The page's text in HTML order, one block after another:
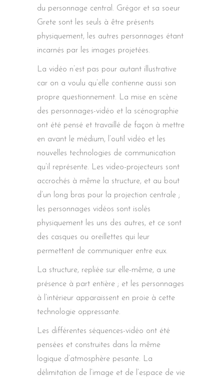
du personnage central. Grégor et sa soeur
Grete sont les seuls à être présents
physiquement, les autres personnages étant
incarnés par les images projetées.
La vidéo n’est pas pour autant illustrative
car on a voulu qu’elle contienne aussi son
propre questionnement. La mise en scène
des personnages-vidéo et la scénographie
ont été pensé et travaillé de façon à mettre
en avant le médium, l’outil vidéo et les
nouvelles technologies de communication
qu’il représente. Les video-projecteurs sont
accrochés à même la structure, et au bout
d’un long bras pour la projection centrale ;
les personnages vidéos sont isolés
physiquement les uns des autres, et ce sont
des casques ou oreillettes qui leur
permettent de communiquer entre eux.
La structure, repliée sur elle-même, a une
présence à part entière ; et les personnages
à l’intérieur apparaissent en proie à cette
technologie oppressante.
Les différentes séquences-vidéo ont été
pensées et construites dans la même
logique d’atmosphère pesante. La
délimitation de l’image et de l’espace de vie